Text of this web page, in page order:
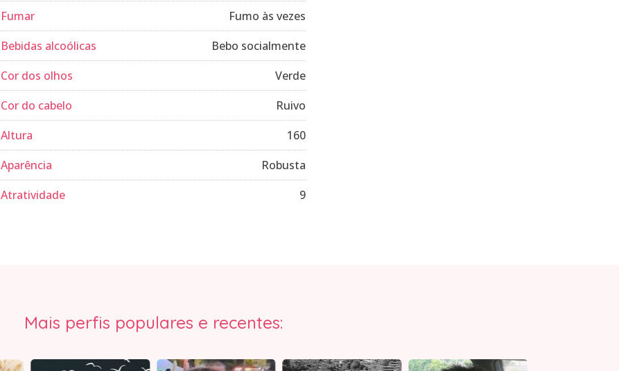
Fumar
Fumo às vezes
Bebidas alcoólicas
Bebo socialmente
Cor dos olhos
Verde
Cor do cabelo
Ruivo
Altura
160
Aparência
Robusta
Atratividade
9
Mais perfis populares e recentes: